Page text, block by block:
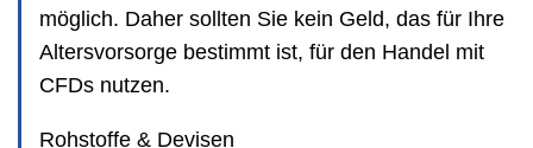
möglich. Daher sollten Sie kein Geld, das für Ihre
Altersvorsorge bestimmt ist, für den Handel mit
CFDs nutzen.
Rohstoffe & Devisen